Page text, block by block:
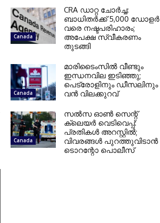
Canada
CRA ഡാറ്റ ചോർച്ച:
ബാധിതർക്ക് 5,000 ഡോളർ
വരെ നഷ്ടപരിഹാരം;
അപേക്ഷ സ്വീകരണം
തുടങ്ങി
Canada
മാരിടൈംസിൽ വീണ്ടും
ഇന്ധനവില ഇടിഞ്ഞു;
പെട്രോളിനും ഡീസലിനും
വൻ വിലക്കുറവ്
Canada
സൽസ ഓൺ സെന്റ്
ക്ലെയർ വെടിവെപ്പ്:
പ്രതികൾ അറസ്റ്റിൽ;
വിവരങ്ങൾ പുറത്തുവിടാൻ
ടൊറന്റോ പൊലീസ്